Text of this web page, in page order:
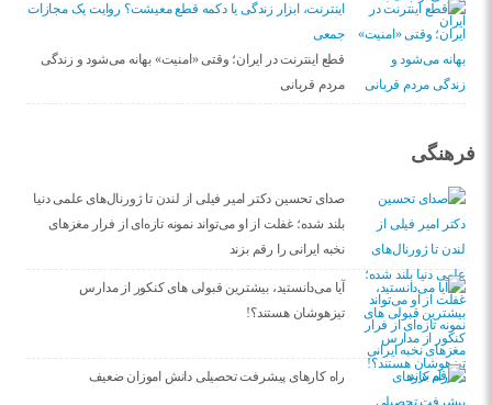
اینترنت، ابزار زندگی یا دکمه قطع معیشت؟ روایت یک مجازات
جمعی
قطع اینترنت در ایران؛ وقتی «امنیت» بهانه می‌شود و زندگی
مردم قربانی
فرهنگی
صدای تحسین دکتر امیر فیلی از لندن تا ژورنال‌های علمی دنیا
بلند شده؛ غفلت از او می‌تواند نمونه تازه‌ای از فرار مغزهای
نخبه ایرانی را رقم بزند
آیا می‌دانستید، بیشترین قبولی های کنکور از مدارس
تیزهوشان هستند؟!
راه کارهای پیشرفت تحصیلی دانش اموزان ضعیف